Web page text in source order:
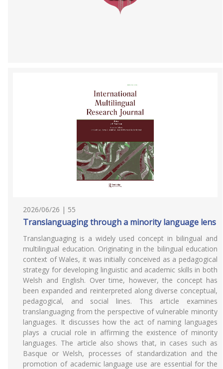
2026/06/26 | 55
Translanguaging through a minority language lens
Translanguaging is a widely used concept in bilingual and
multilingual education. Originating in the bilingual education
context of Wales, it was initially conceived as a pedagogical
strategy for developing linguistic and academic skills in both
Welsh and English. Over time, however, the concept has
been expanded and reinterpreted along diverse conceptual,
pedagogical, and social lines. This article examines
translanguaging from the perspective of vulnerable minority
languages. It discusses how the act of naming languages
plays a crucial role in affirming the existence of minority
languages. The article also shows that, in cases such as
Basque or Welsh, processes of standardization and the
promotion of academic language use are essential for the